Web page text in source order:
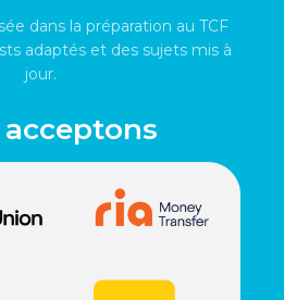
dans la préparation au TCF
adaptés et des sujets mis à
jour.
acceptons